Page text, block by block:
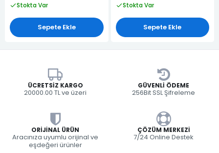
Stokta Var
Sepete Ekle
Stokta Var
Sepete Ekle
ÜCRETSIZ KARGO
20000.00 TL ve üzeri
GÜVENLI ÖDEME
256Bit SSL Şifreleme
ORIJINAL ÜRÜN
Aracınıza uyumlu orijinal ve
eşdeğeri ürünler
ÇÖZÜM MERKEZI
7/24 Online Destek